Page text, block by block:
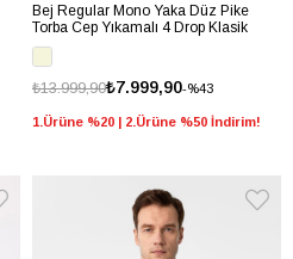
Bej Regular Mono Yaka Düz Pike
Torba Cep Yıkamalı 4 Drop Klasik
Ceket
%43
₺7.999,90
₺13.999,90
1.Ürüne %20 | 2.Ürüne %50 İndirim!